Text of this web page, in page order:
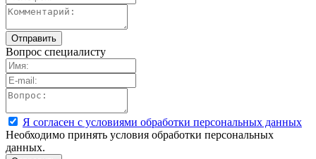
Вопрос специалисту
Я согласен с условиями обработки персональных данных
Необходимо принять условия обработки персональных
данных.